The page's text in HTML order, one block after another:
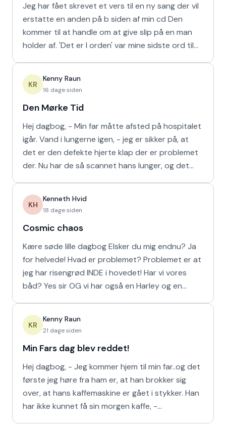
Jeg har fået skrevet et vers til en ny sang der vil
erstatte en anden på b siden af min cd Den
kommer til at handle om at give slip på en man
holder af. 'Det er I orden' var mine sidste ord til
KR
Kenny Raun
16 dage siden
Den Mørke Tid
Hej dagbog, - Min far måtte afsted på hospitalet
igår. Vand i lungerne igen, - jeg er sikker på, at
det er den defekte hjerte klap der er problemet
der. Nu har de så scannet hans lunger, og det
KH
Kenneth Hvid
18 dage siden
Cosmic chaos
Kære søde lille dagbog Elsker du mig endnu? Ja
for helvede! Hvad er problemet? Problemet er at
jeg har risengrød INDE i hovedet! Har vi vores
båd? Yes sir OG vi har også en Harley og en
KR
Kenny Raun
21 dage siden
Min Fars dag blev reddet!
Hej dagbog, - Jeg kommer hjem til min far..og det
første jeg høre fra ham er, at han brokker sig
over, at hans kaffemaskine er gået i stykker. Han
har ikke kunnet få sin morgen kaffe, -